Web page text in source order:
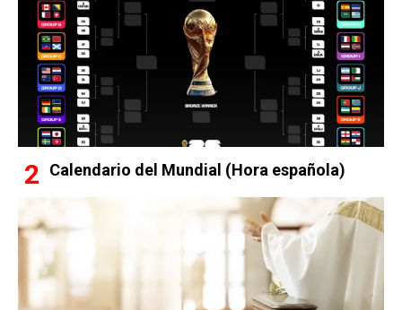
Calendario del Mundial (Hora española)